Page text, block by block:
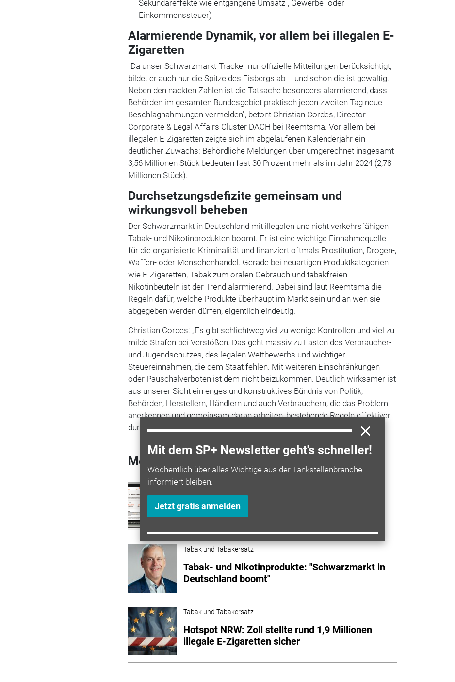
Mit dem SP+ Newsletter geht's schneller!
Wöchentlich über alles Wichtige aus der Tankstellenbranche
informiert bleiben.
Jetzt gratis anmelden
Sekundäreffekte wie entgangene Umsatz-, Gewerbe- oder
Einkommenssteuer)
Alarmierende Dynamik, vor allem bei illegalen E-
Zigaretten
"Da unser Schwarzmarkt-Tracker nur offizielle Mitteilungen berücksichtigt,
bildet er auch nur die Spitze des Eisbergs ab – und schon die ist gewaltig.
Neben den nackten Zahlen ist die Tatsache besonders alarmierend, dass
Behörden im gesamten Bundesgebiet praktisch jeden zweiten Tag neue
Beschlagnahmungen vermelden", betont Christian Cordes, Director
Corporate & Legal Affairs Cluster DACH bei Reemtsma. Vor allem bei
illegalen E-Zigaretten zeigte sich im abgelaufenen Kalenderjahr ein
deutlicher Zuwachs: Behördliche Meldungen über umgerechnet insgesamt
3,56 Millionen Stück bedeuten fast 30 Prozent mehr als im Jahr 2024 (2,78
Millionen Stück).
Durchsetzungsdefizite gemeinsam und
wirkungsvoll beheben
Der Schwarzmarkt in Deutschland mit illegalen und nicht verkehrsfähigen
Tabak- und Nikotinprodukten boomt. Er ist eine wichtige Einnahmequelle
für die organisierte Kriminalität und finanziert oftmals Prostitution, Drogen-,
Waffen- oder Menschenhandel. Gerade bei neuartigen Produktkategorien
wie E-Zigaretten, Tabak zum oralen Gebrauch und tabakfreien
Nikotinbeuteln ist der Trend alarmierend. Dabei sind laut Reemtsma die
Regeln dafür, welche Produkte überhaupt im Markt sein und an wen sie
abgegeben werden dürfen, eigentlich eindeutig.
Christian Cordes: „Es gibt schlichtweg viel zu wenige Kontrollen und viel zu
milde Strafen bei Verstößen. Das geht massiv zu Lasten des Verbraucher-
und Jugendschutzes, des legalen Wettbewerbs und wichtiger
Steuereinnahmen, die dem Staat fehlen. Mit weiteren Einschränkungen
oder Pauschalverboten ist dem nicht beizukommen. Deutlich wirksamer ist
aus unserer Sicht ein enges und konstruktives Bündnis von Politik,
Behörden, Herstellern, Händlern und auch Verbrauchern, die das Problem
anerkennen und gemeinsam daran arbeiten, bestehende Regeln effektiver
durchzusetzen und den illegalen Markt zurückzudrängen.“
Mehr zum Thema entdecken
Tabak und Tabakersatz
Illegale (E-)Zigaretten: Reemtsma startet
"Schwarzmarkt-Tracker"
Tabak und Tabakersatz
Tabak- und Nikotinprodukte: "Schwarzmarkt in
Deutschland boomt"
Tabak und Tabakersatz
Hotspot NRW: Zoll stellte rund 1,9 Millionen
illegale E-Zigaretten sicher